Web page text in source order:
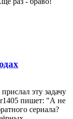
эту задачу
пишет: "А не
сериала?